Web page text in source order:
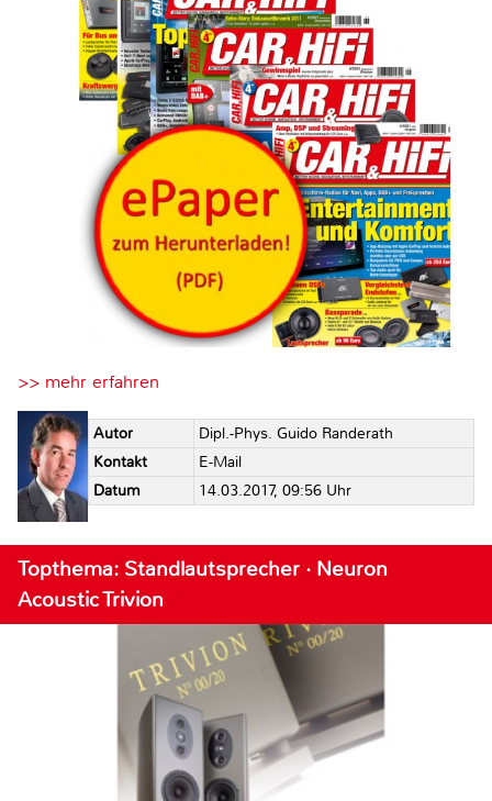
>> mehr erfahren
Autor
Dipl.-Phys. Guido Randerath
Kontakt
E-Mail
Datum
14.03.2017, 09:56 Uhr
Topthema: Standlautsprecher · Neuron
Acoustic Trivion